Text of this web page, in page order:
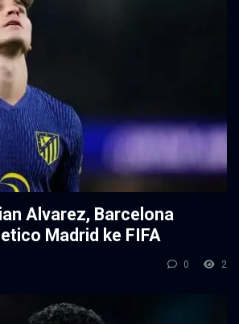
Alvarez, Barcelona
Madrid ke FIFA
0 2